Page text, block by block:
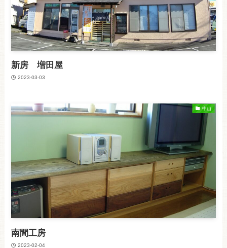
新房 増田屋
2023-03-03
中山
南間工房
2023-02-04